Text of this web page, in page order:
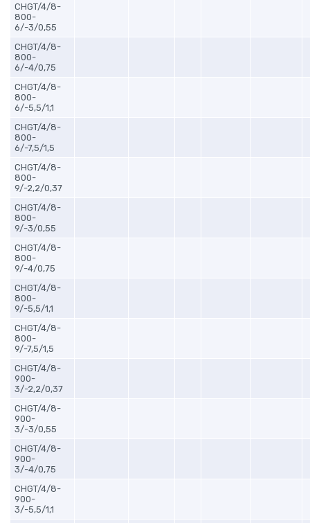
CHGT/4/8-
800-
6/-3/0,55
CHGT/4/8-
800-
6/-4/0,75
CHGT/4/8-
800-
6/-5,5/1,1
CHGT/4/8-
800-
6/-7,5/1,5
CHGT/4/8-
800-
9/-2,2/0,37
CHGT/4/8-
800-
9/-3/0,55
CHGT/4/8-
800-
9/-4/0,75
CHGT/4/8-
800-
9/-5,5/1,1
CHGT/4/8-
800-
9/-7,5/1,5
CHGT/4/8-
900-
3/-2,2/0,37
CHGT/4/8-
900-
3/-3/0,55
CHGT/4/8-
900-
3/-4/0,75
CHGT/4/8-
900-
3/-5,5/1,1